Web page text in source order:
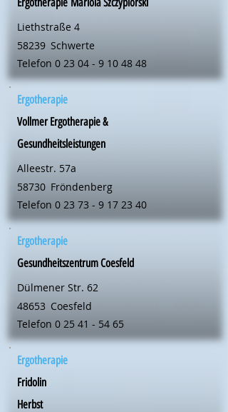
Liethstraße 4
58239 Schwerte
Telefon 0 23 04 - 9 10 48 48
Ergotherapie
Vollmer Ergotherapie &
Gesundheitsleistungen
Alleestr. 57a
58730 Fröndenberg
Telefon 0 23 73 - 9 17 23 40
Ergotherapie
Gesundheitszentrum Coesfeld
Dülmener Str. 62
48653 Coesfeld
Telefon 0 25 41 - 54 65
Ergotherapie
Fridolin
Herbst